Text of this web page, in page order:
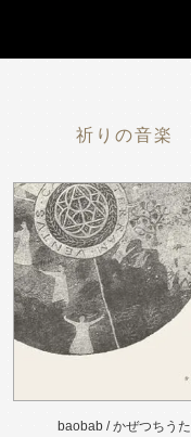
祈りの音楽
baobab / かぜつちうた